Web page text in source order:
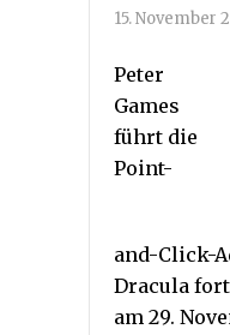
15. November
Peter
Games
führt die
Point-
and-Click-
Dracula
am 29.